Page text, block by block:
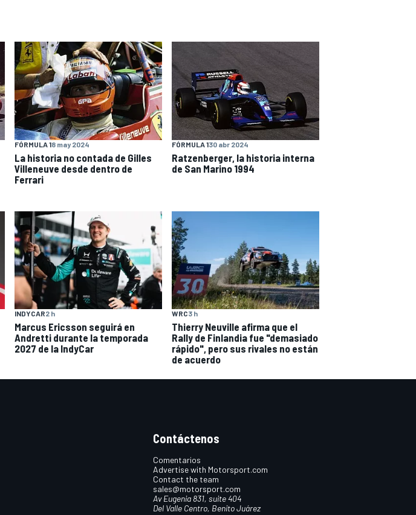
FÓRMULA 18 may 2024
La historia no contada de Gilles
Villeneuve desde dentro de
Ferrari
FÓRMULA 130 abr 2024
Ratzenberger, la historia interna
de San Marino 1994
INDYCAR2 h
Marcus Ericsson seguirá en
Andretti durante la temporada
2027 de la IndyCar
WRC3 h
Thierry Neuville afirma que el
Rally de Finlandia fue "demasiado
rápido", pero sus rivales no están
de acuerdo
Contáctenos
Comentarios
Advertise with Motorsport.com
Contact the team
sales@motorsport.com
Av Eugenia 831, suite 404
Del Valle Centro, Benito Juárez